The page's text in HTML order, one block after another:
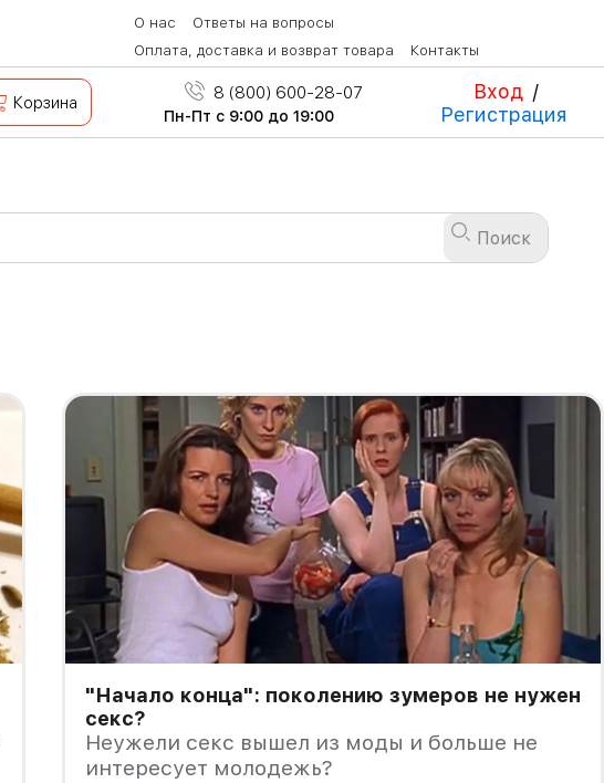
О нас
Ответы на вопросы
Оплата, доставка и возврат товара
Контакты
Корзина 8 (800) 600-28-07
Пн-Пт с 9:00 до 19:00
Вход /
Регистрация
Поиск
"Начало конца": поколению зумеров не нужен
секс?
Неужели секс вышел из моды и больше не
интересует молодежь?